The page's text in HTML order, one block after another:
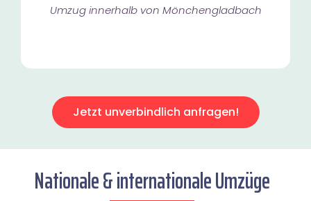
Umzug innerhalb von Mönchengladbach​
Jetzt unverbindlich anfragen!
Nationale & internationale Umzüge